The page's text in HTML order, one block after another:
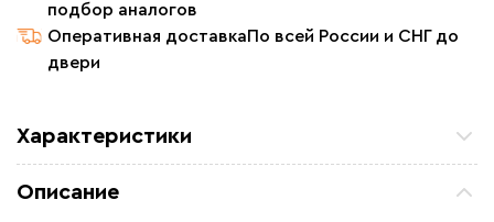
подбор аналогов
Оперативная доставкаПо всей России и СНГ до
двери
Характеристики
Описание